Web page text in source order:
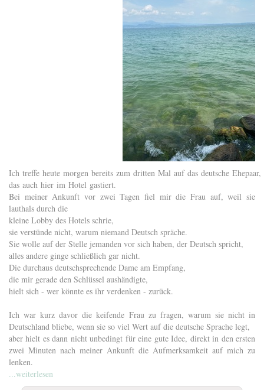
Ich treffe heute morgen bereits zum dritten Mal auf das deutsche Ehepaar,
das auch hier im Hotel gastiert.
Bei meiner Ankunft vor zwei Tagen fiel mir die Frau auf, weil sie
lauthals durch die
kleine Lobby des Hotels schrie,
sie verstünde nicht, warum niemand Deutsch spräche.
Sie wolle auf der Stelle jemanden vor sich haben, der Deutsch spricht,
alles andere ginge schließlich gar nicht.
Die durchaus deutschsprechende Dame am Empfang,
die mir gerade den Schlüssel aushändigte,
hielt sich - wer könnte es ihr verdenken - zurück.
Ich war kurz davor die keifende Frau zu fragen, warum sie nicht in
Deutschland bliebe, wenn sie so viel Wert auf die deutsche Sprache legt,
aber hielt es dann nicht unbedingt für eine gute Idee, direkt in den ersten
zwei Minuten nach meiner Ankunft die Aufmerksamkeit auf mich zu
lenken.
...weiterlesen